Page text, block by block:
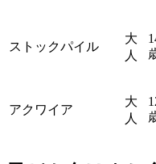
ストックパイル
大
人
アクワイア
大
人